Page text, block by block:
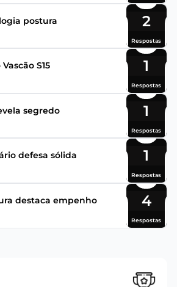
postura 2
Respostas
S15 1
Respostas
segredo 1
Respostas
defesa sólida 1
Respostas
destaca empenho 4
Respostas